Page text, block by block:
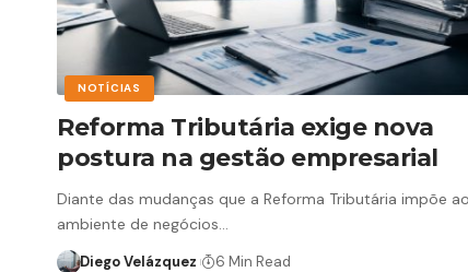
NOTÍCIAS
Reforma Tributária exige nova
postura na gestão empresarial
Diante das mudanças que a Reforma Tributária impõe ao
ambiente de negócios…
Diego Velázquez 6 Min Read